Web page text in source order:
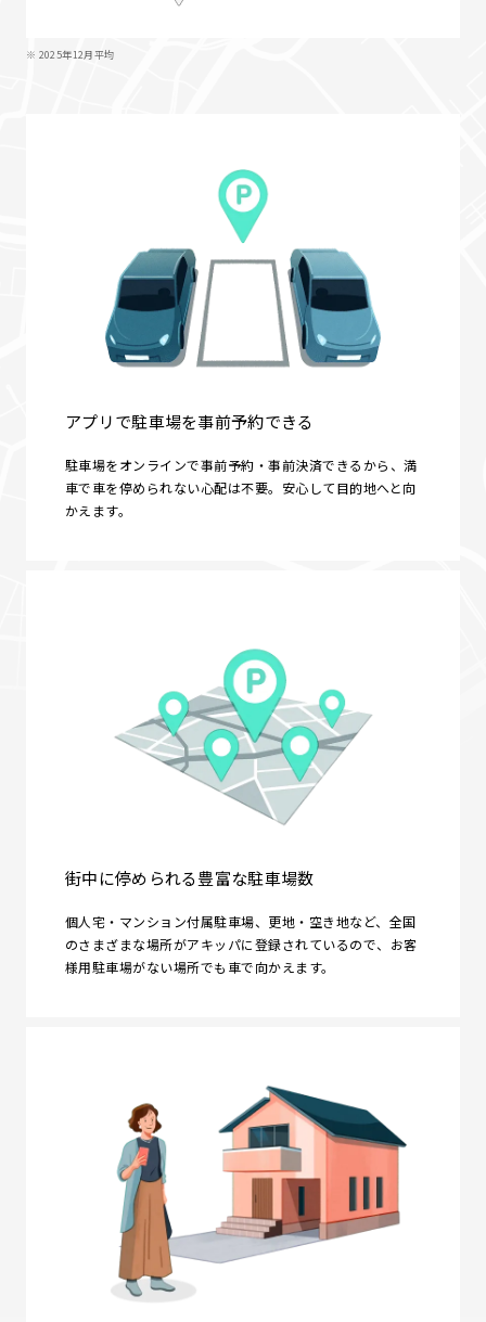
※ 2025年12月平均
アプリで駐車場を事前予約できる
駐車場をオンラインで事前予約・事前決済できるから、満
車で車を停められない心配は不要。安心して目的地へと向
かえます。
街中に停められる豊富な駐車場数
個人宅・マンション付属駐車場、更地・空き地など、全国
のさまざまな場所がアキッパに登録されているので、お客
様用駐車場がない場所でも車で向かえます。